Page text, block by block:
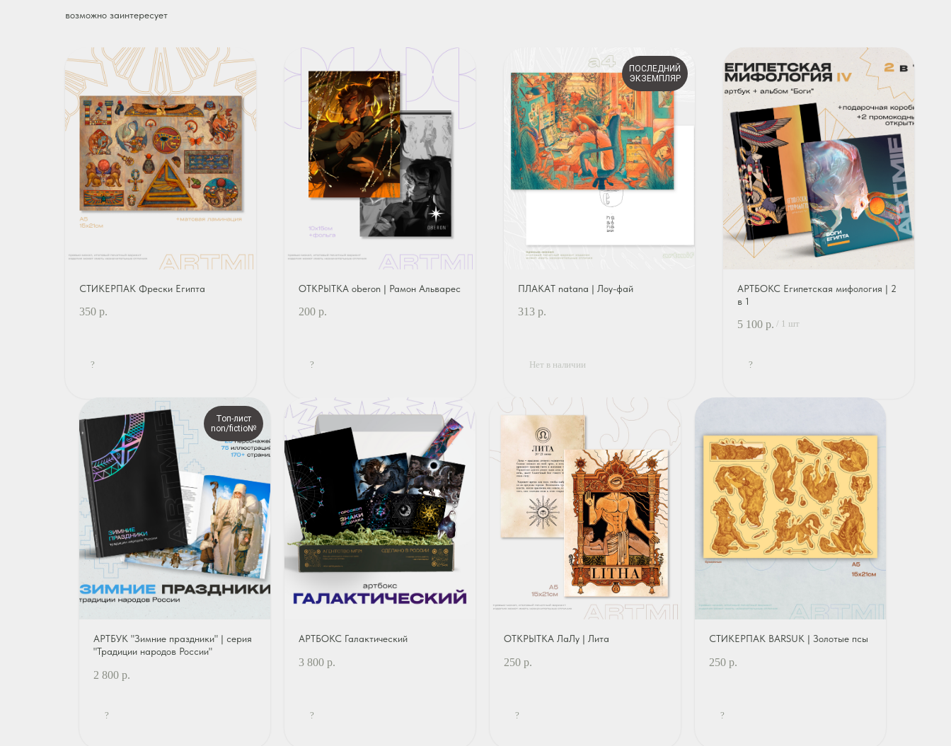
возможно заинтересует
СТИКЕРПАК Фрески Египта
350 р.
?
ОТКРЫТКА oberon | Рамон Альварес
200 р.
?
ПОСЛЕДНИЙ
ЭКЗЕМПЛЯР
ПЛАКАТ natana | Лоу-фай
313 р.
Нет в наличии
АРТБОКС Египетская мифология | 2
в 1
5 100 р. / 1 шт
?
Топ-лист
non/fictio№
АРТБУК "Зимние праздники" | серия
"Традиции народов России"
2 800 р.
?
АРТБОКС Галактический
3 800 р.
?
ОТКРЫТКА ЛаЛу | Лита
250 р.
?
СТИКЕРПАК BARSUK | Золотые псы
250 р.
?